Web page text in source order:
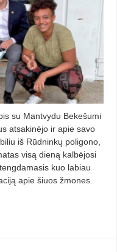
su Mantvydu Bekešumi
atsakinėjo ir apie savo
iš Rūdninkų poligono,
visą dieną kalbėjosi
kuo labiau
apie šiuos žmones.